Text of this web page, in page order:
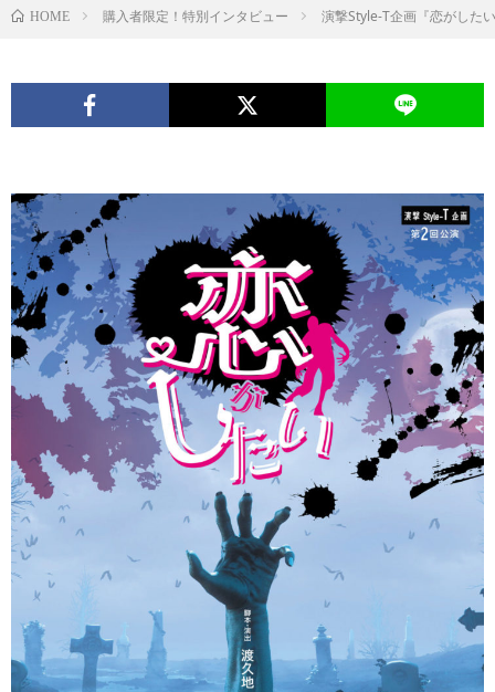
HOME 購入者限定！特別インタビュー 演撃Style-T企画『恋がした